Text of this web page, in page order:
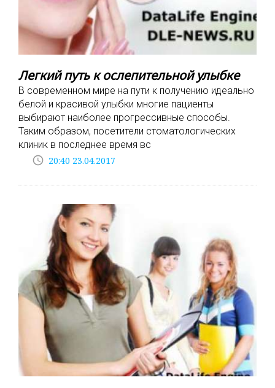
Легкий путь к ослепительной улыбке
В современном мире на пути к получению идеально
белой и красивой улыбки многие пациенты
выбирают наиболее прогрессивные способы.
Таким образом, посетители стоматологических
клиник в последнее время вс
access_time 20:40 23.04.2017